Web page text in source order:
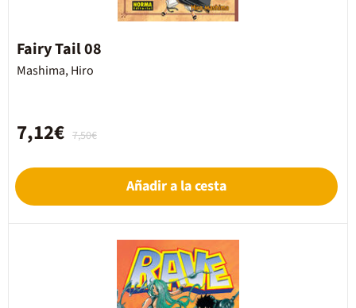
Fairy Tail 08
Mashima, Hiro
7,50€
7,12€
Añadir a la cesta